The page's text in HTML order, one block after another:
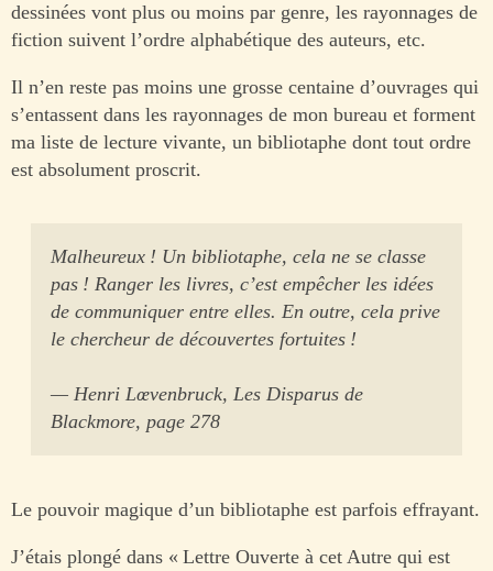
dessinées vont plus ou moins par genre, les rayonnages de
fiction suivent l’ordre alphabétique des auteurs, etc.
Il n’en reste pas moins une grosse centaine d’ouvrages qui
s’entassent dans les rayonnages de mon bureau et forment
ma liste de lecture vivante, un bibliotaphe dont tout ordre
est absolument proscrit.
Malheureux ! Un bibliotaphe, cela ne se classe
pas ! Ranger les livres, c’est empêcher les idées
de communiquer entre elles. En outre, cela prive
le chercheur de découvertes fortuites !
— Henri Lœvenbruck, Les Disparus de
Blackmore, page 278
Le pouvoir magique d’un bibliotaphe est parfois effrayant.
J’étais plongé dans « Lettre Ouverte à cet Autre qui est